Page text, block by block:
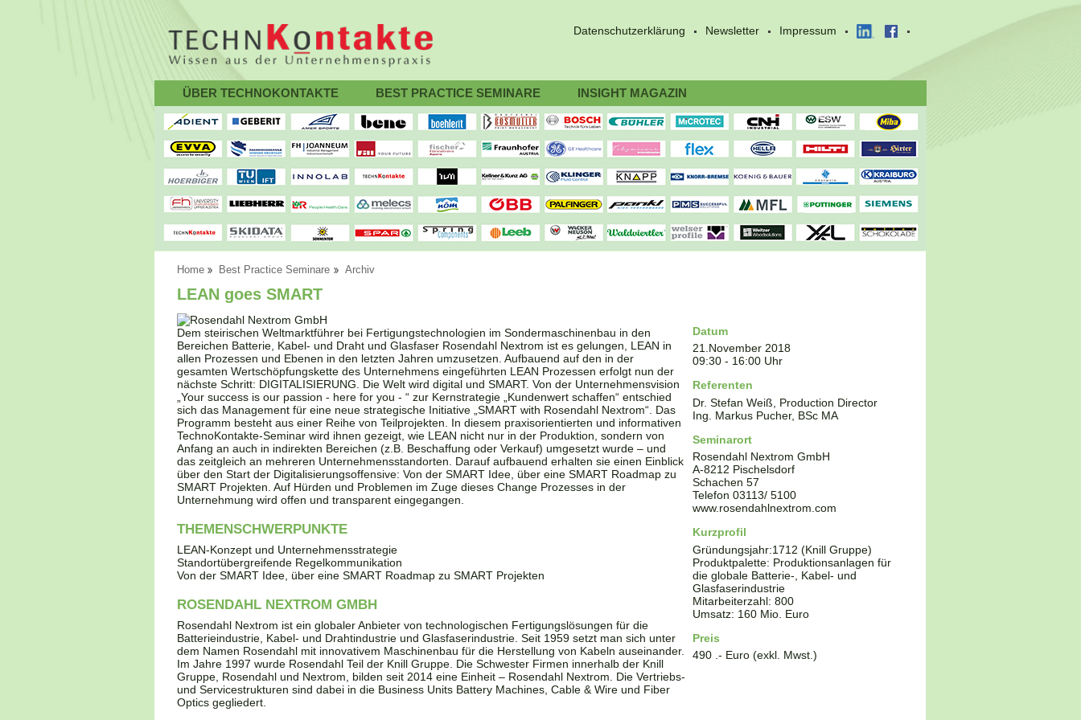
Datenschutzerklärung Newsletter Impressum
ÜBER TECHNOKONTAKTE BEST PRACTICE SEMINARE INSIGHT MAGAZIN
Home Best Practice Seminare Archiv
LEAN goes SMART
Dem steirischen Weltmarktführer bei Fertigungstechnologien im Sondermaschinenbau in den
Bereichen Batterie, Kabel- und Draht und Glasfaser Rosendahl Nextrom ist es gelungen, LEAN in
allen Prozessen und Ebenen in den letzten Jahren umzusetzen. Aufbauend auf den in der
gesamten Wertschöpfungskette des Unternehmens eingeführten LEAN Prozessen erfolgt nun der
nächste Schritt: DIGITALISIERUNG. Die Welt wird digital und SMART. Von der Unternehmensvision
„Your success is our passion - here for you - “ zur Kernstrategie „Kundenwert schaffen“ entschied
sich das Management für eine neue strategische Initiative „SMART with Rosendahl Nextrom“. Das
Programm besteht aus einer Reihe von Teilprojekten. In diesem praxisorientierten und informativen
TechnoKontakte-Seminar wird ihnen gezeigt, wie LEAN nicht nur in der Produktion, sondern von
Anfang an auch in indirekten Bereichen (z.B. Beschaffung oder Verkauf) umgesetzt wurde – und
das zeitgleich an mehreren Unternehmensstandorten. Darauf aufbauend erhalten sie einen Einblick
über den Start der Digitalisierungsoffensive: Von der SMART Idee, über eine SMART Roadmap zu
SMART Projekten. Auf Hürden und Problemen im Zuge dieses Change Prozesses in der
Unternehmung wird offen und transparent eingegangen.
THEMENSCHWERPUNKTE
LEAN-Konzept und Unternehmensstrategie
Standortübergreifende Regelkommunikation
Von der SMART Idee, über eine SMART Roadmap zu SMART Projekten
ROSENDAHL NEXTROM GMBH
Rosendahl Nextrom ist ein globaler Anbieter von technologischen Fertigungslösungen für die
Batterieindustrie, Kabel- und Drahtindustrie und Glasfaserindustrie. Seit 1959 setzt man sich unter
dem Namen Rosendahl mit innovativem Maschinenbau für die Herstellung von Kabeln auseinander.
Im Jahre 1997 wurde Rosendahl Teil der Knill Gruppe. Die Schwester Firmen innerhalb der Knill
Gruppe, Rosendahl und Nextrom, bilden seit 2014 eine Einheit – Rosendahl Nextrom. Die Vertriebs-
und Servicestrukturen sind dabei in die Business Units Battery Machines, Cable & Wire und Fiber
Optics gegliedert.
Datum
21.November 2018
09:30 - 16:00 Uhr
Referenten
Dr. Stefan Weiß, Production Director
Ing. Markus Pucher, BSc MA
Seminarort
Rosendahl Nextrom GmbH
A-8212 Pischelsdorf
Schachen 57
Telefon03113/ 5100
www.rosendahlnextrom.com
Kurzprofil
Gründungsjahr:1712 (Knill Gruppe)
Produktpalette: Produktionsanlagen für
die globale Batterie-, Kabel- und
Glasfaserindustrie
Mitarbeiterzahl: 800
Umsatz: 160 Mio. Euro
Preis
490 .- Euro (exkl. Mwst.)